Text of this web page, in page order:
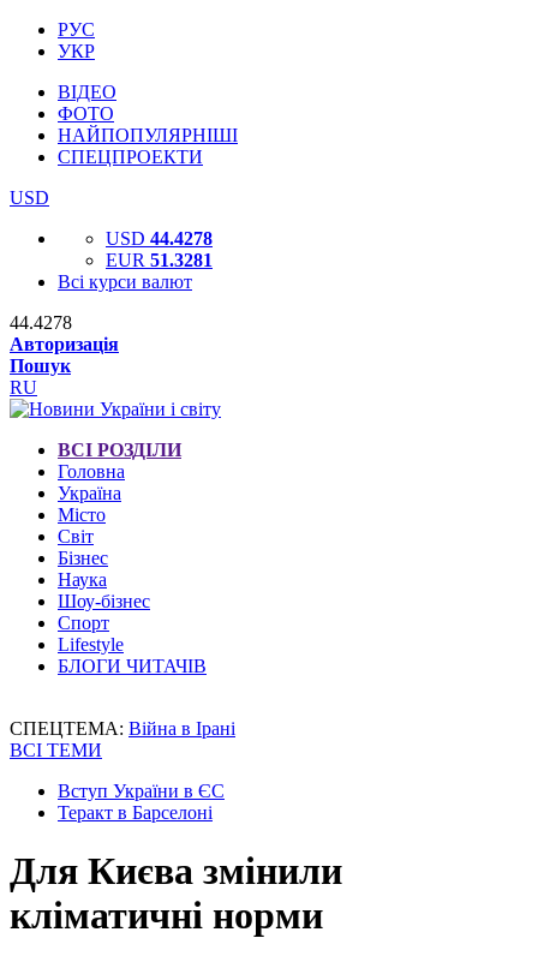
РУС
УКР
ВІДЕО
ФОТО
НАЙПОПУЛЯРНІШІ
СПЕЦПРОЕКТИ
USD
USD 44.4278
EUR 51.3281
Всі курси валют
44.4278
Авторизація
Пошук
RU
ВСІ РОЗДІЛИ
Головна
Україна
Місто
Світ
Бізнес
Наука
Шоу-бізнес
Спорт
Lifestyle
БЛОГИ ЧИТАЧІВ
СПЕЦТЕМА: Війна в Ірані
ВСІ ТЕМИ
Вступ України в ЄС
Теракт в Барселоні
Для Києва змінили
кліматичні норми